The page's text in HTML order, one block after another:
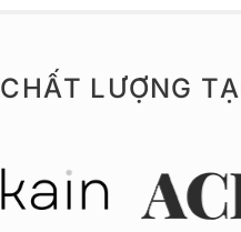
CHẤT LƯỢNG